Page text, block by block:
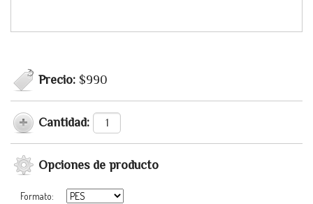
Precio: $990
Cantidad:
Opciones de producto
Formato: